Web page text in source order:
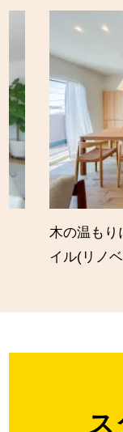
木の温もり
イル(リノ
ス